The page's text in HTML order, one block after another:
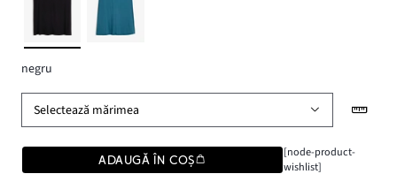
negru
Selectează mărimea
ADAUGĂ ÎN COȘ
[node-product-
wishlist]